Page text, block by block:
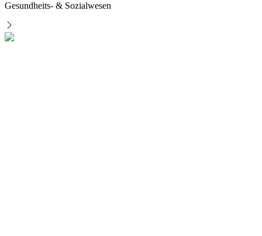
Gesundheits- & Sozialwesen